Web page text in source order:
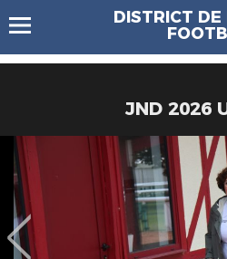
DISTRICT DE
JND 2026